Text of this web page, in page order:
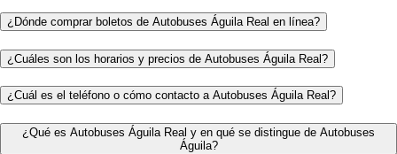
¿Dónde comprar boletos de Autobuses Águila Real en línea?
¿Cuáles son los horarios y precios de Autobuses Águila Real?
¿Cuál es el teléfono o cómo contacto a Autobuses Águila Real?
¿Qué es Autobuses Águila Real y en qué se distingue de Autobuses
Águila?